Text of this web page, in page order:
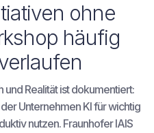
ohne
häufig
Realität ist dokumentiert:
Unternehmen KI für wichtig
nutzen. Fraunhofer IAIS